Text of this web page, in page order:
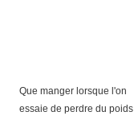
Que manger lorsque l'on
essaie de perdre du poids